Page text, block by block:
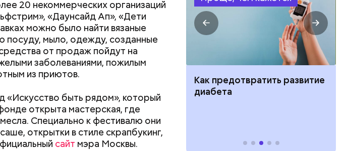
20 некоммерческих организаций
«Даунсайд Ап», «Дети
можно было найти вязаные
посуду, мыло, одежду, созданные
от продаж пойдут на
заболеваниями, пожилым
из приютов.
быть рядом», который
открыта мастерская, где
Специально к фестивалю они
открытки в стиле скрапбукинг,
сайт мэра Москвы.
свои оценки — каким
по
Как предотвратить развитие
диабета
Клещевой энцефалит:
профилактика, лечение, как